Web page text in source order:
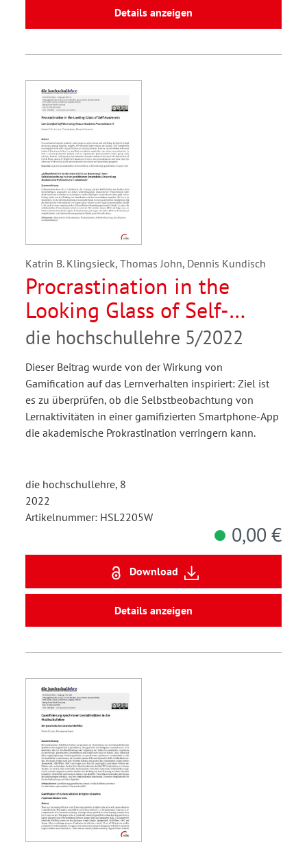
Details anzeigen
Katrin B. Klingsieck, Thomas John, Dennis Kundisch
Procrastination in the
Looking Glass of Self-
Awareness
die hochschullehre 5/2022
Dieser Beitrag wurde von der Wirkung von
Gamification auf das Lernverhalten inspiriert: Ziel ist
es zu überprüfen, ob die Selbstbeobachtung von
Lernaktivitäten in einer gamifizierten Smartphone-App
die akademische Prokrastination verringern kann.
die hochschullehre, 8
2022
Artikelnummer: HSL2205W
0,00 €
Download
Details anzeigen